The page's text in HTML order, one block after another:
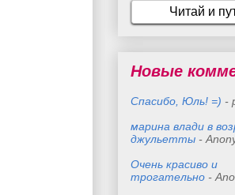
Новые
Спасибо, Юль! =) -
марина влади в
джульетты -
Очень красиво и
трогательно -